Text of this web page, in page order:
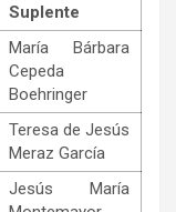
Suplente
María Bárbara
Cepeda
Boehringer
Teresa de Jesús
Meraz García
Jesús María